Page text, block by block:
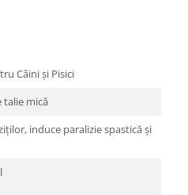
Câini și Pisici
talie mică
induce paralizie spastică și